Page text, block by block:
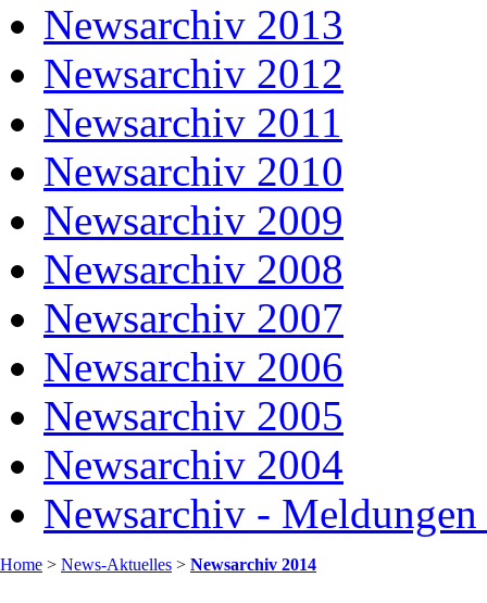
Newsarchiv 2013
Newsarchiv 2012
Newsarchiv 2011
Newsarchiv 2010
Newsarchiv 2009
Newsarchiv 2008
Newsarchiv 2007
Newsarchiv 2006
Newsarchiv 2005
Newsarchiv 2004
Newsarchiv -
Home > News-Aktuelles > Newsarchiv 2014